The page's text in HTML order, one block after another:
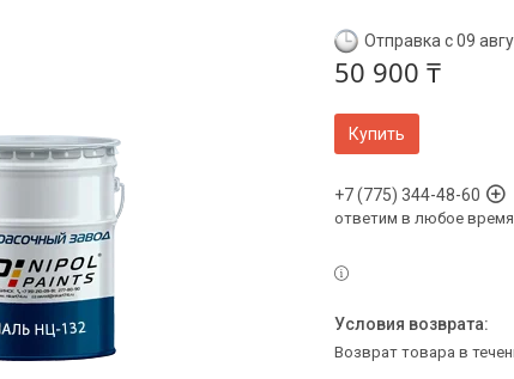
Отправка с 09
50 900 ₸
Купить
+7 (775) 344-48-60
ответим в любое
возврат товара в